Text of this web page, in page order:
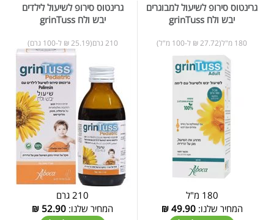
גרינטוס סירופ לשיעול למבוגרים
יבש ולח grinTuss
180 מ"ל(27.72 ₪ ל-100 מ"ל)
180 מ"ל
המחיר שלנו:49.90
₪
גרינטוס סירופ לשיעול לילדים
יבש ולח grinTuss
210 גרם(25.19 ₪ ל-100 גרם)
210 גרם
המחיר שלנו: 52.90
₪